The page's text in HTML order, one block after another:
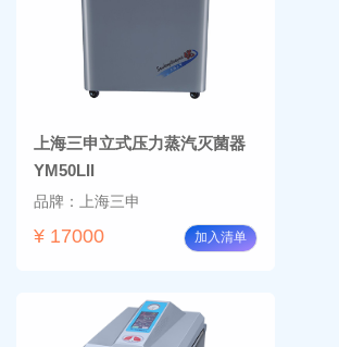
上海三申立式压力蒸汽灭菌器
YM50LII
品牌：上海三申
¥ 17000 加入清单